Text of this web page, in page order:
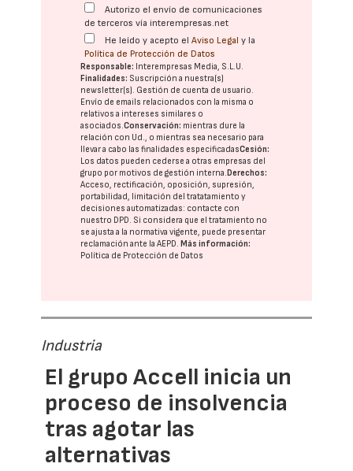
Autorizo el envío de comunicaciones
de terceros vía interempresas.net
He leído y acepto elAviso Legal y la
Política de Protección de Datos
Responsable: Interempresas Media, S.L.U.
Finalidades: Suscripción a nuestra(s)
newsletter(s). Gestión de cuenta de usuario.
Envío de emails relacionados con la misma o
relativos a intereses similares o
asociados.Conservación: mientras dure la
relación con Ud., o mientras sea necesario para
llevar a cabo las finalidades especificadasCesión:
Los datos pueden cederse a otras empresas del
grupo por motivos de gestión interna.Derechos:
Acceso, rectificación, oposición, supresión,
portabilidad, limitación del tratatamiento y
decisiones automatizadas: contacte con
nuestro DPD. Si considera que el tratamiento no
se ajusta a la normativa vigente, puede presentar
reclamación ante laAEPD.Más información:
Política de Protección de Datos
Industria
El grupo Accell inicia un
proceso de insolvencia
tras agotar las
alternativas